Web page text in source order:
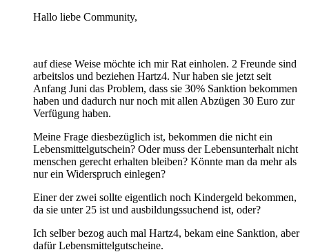
Hallo liebe Community,
auf diese Weise möchte ich mir Rat einholen. 2 Freunde sind
arbeitslos und beziehen Hartz4. Nur haben sie jetzt seit
Anfang Juni das Problem, dass sie 30% Sanktion bekommen
haben und dadurch nur noch mit allen Abzügen 30 Euro zur
Verfügung haben.
Meine Frage diesbezüglich ist, bekommen die nicht ein
Lebensmittelgutschein? Oder muss der Lebensunterhalt nicht
menschen gerecht erhalten bleiben? Könnte man da mehr als
nur ein Widerspruch einlegen?
Einer der zwei sollte eigentlich noch Kindergeld bekommen,
da sie unter 25 ist und ausbildungssuchend ist, oder?
Ich selber bezog auch mal Hartz4, bekam eine Sanktion, aber
dafür Lebensmittelgutscheine.